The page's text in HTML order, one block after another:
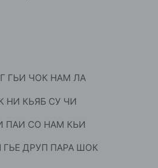
ГЬИ ЧОК НАМ ЛА
НИ КЬЯБ СУ ЧИ
ПАИ СО НАМ КЬИ
ДРУП ПАРА ШОК